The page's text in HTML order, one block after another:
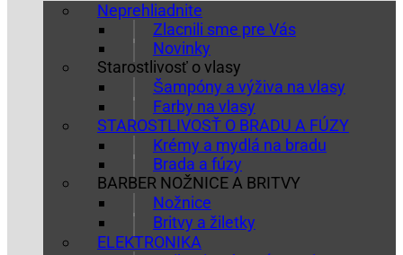
Neprehliadnite
Zlacnili sme pre Vás
Novinky
Starostlivosť o vlasy
Šampóny a výživa na vlasy
Farby na vlasy
STAROSTLIVOSŤ O BRADU A FÚZY
Krémy a mydlá na bradu
Brada a fúzy
BARBER NOŽNICE A BRITVY
Nožnice
Britvy a žiletky
ELEKTRONIKA